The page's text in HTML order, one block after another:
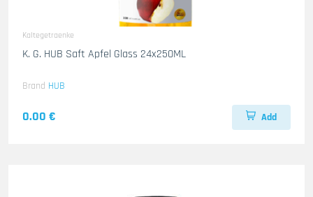
Kaltegetraenke
K. G. HUB Saft Apfel Glass 24x250ML
Brand HUB
0.00 € Add